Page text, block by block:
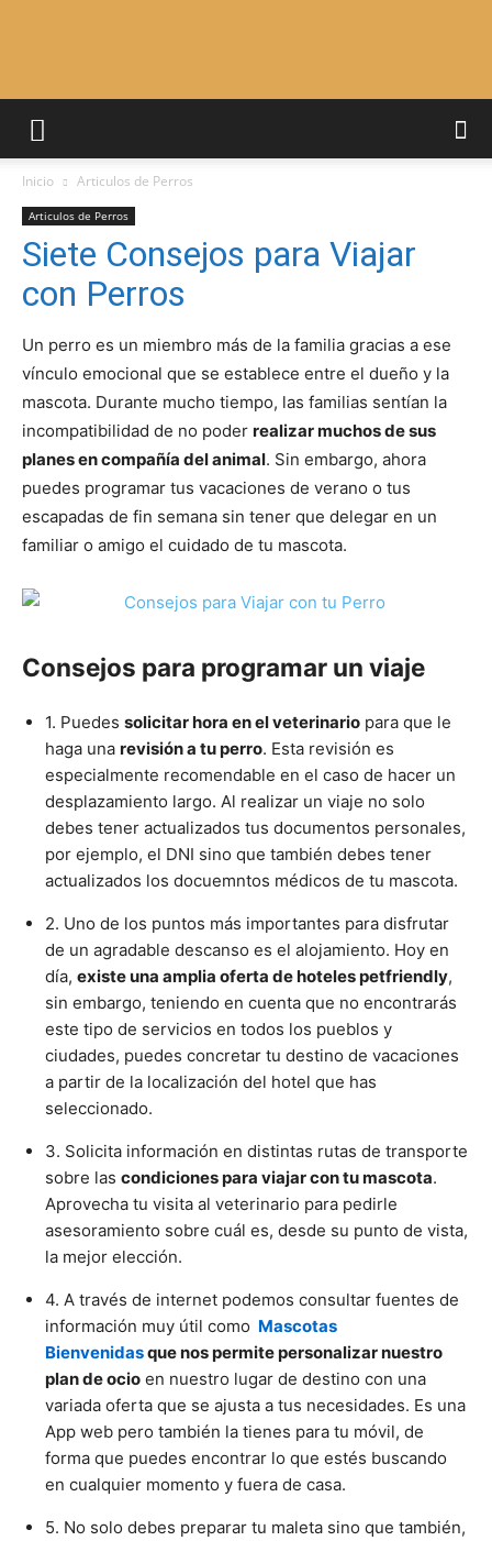
Adiestrar
Razas
de
Perros
Fotos
de
Cachorros
Inicio Articulos de Perros
Articulos de Perros
Siete Consejos para Viajar
con Perros
Un perro es un miembro más de la familia gracias a ese
vínculo emocional que se establece entre el dueño y la
mascota. Durante mucho tiempo, las familias sentían la
incompatibilidad de no poder realizar muchos de sus
planes en compañía del animal. Sin embargo, ahora
puedes programar tus vacaciones de verano o tus
escapadas de fin semana sin tener que delegar en un
familiar o amigo el cuidado de tu mascota.
Consejos para programar un viaje
1. Puedes solicitar hora en el veterinario para que le
haga una revisión a tu perro. Esta revisión es
especialmente recomendable en el caso de hacer un
desplazamiento largo. Al realizar un viaje no solo
debes tener actualizados tus documentos personales,
por ejemplo, el DNI sino que también debes tener
actualizados los docuemntos médicos de tu mascota.
2. Uno de los puntos más importantes para disfrutar
de un agradable descanso es el alojamiento. Hoy en
día, existe una amplia oferta de hoteles petfriendly,
sin embargo, teniendo en cuenta que no encontrarás
este tipo de servicios en todos los pueblos y
ciudades, puedes concretar tu destino de vacaciones
a partir de la localización del hotel que has
seleccionado.
3. Solicita información en distintas rutas de transporte
sobre las condiciones para viajar con tu mascota.
Aprovecha tu visita al veterinario para pedirle
asesoramiento sobre cuál es, desde su punto de vista,
la mejor elección.
4. A través de internet podemos consultar fuentes de
información muy útil como Mascotas
Bienvenidasque nos permite personalizar nuestro
plan de ocio en nuestro lugar de destino con una
variada oferta que se ajusta a tus necesidades. Es una
App web pero también la tienes para tu móvil, de
forma que puedes encontrar lo que estés buscando
en cualquier momento y fuera de casa.
5. No solo debes preparar tu maleta sino que también,